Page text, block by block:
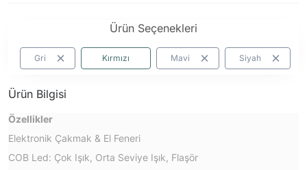
Ürün Seçenekleri
Gri Kırmızı Mavi Siyah
Ürün Bilgisi
Özellikler
Elektronik Çakmak & El Feneri
COB Led: Çok Işık, Orta Seviye Işık, Flaşör